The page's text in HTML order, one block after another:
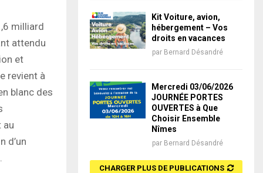
milliard
attendu
et
revient à
blanc des
au
d’un
Kit Voiture, avion,
hébergement – Vos
droits en vacances
par Bernard Désandré
Mercredi 03/06/2026
JOURNÉE PORTES
OUVERTES à Que
Choisir Ensemble
Nîmes
par Bernard Désandré
CHARGER PLUS DE PUBLICATIONS